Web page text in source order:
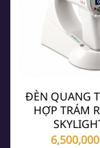
ĐÈN QUANG
HỢP TRÁM
6,500,000